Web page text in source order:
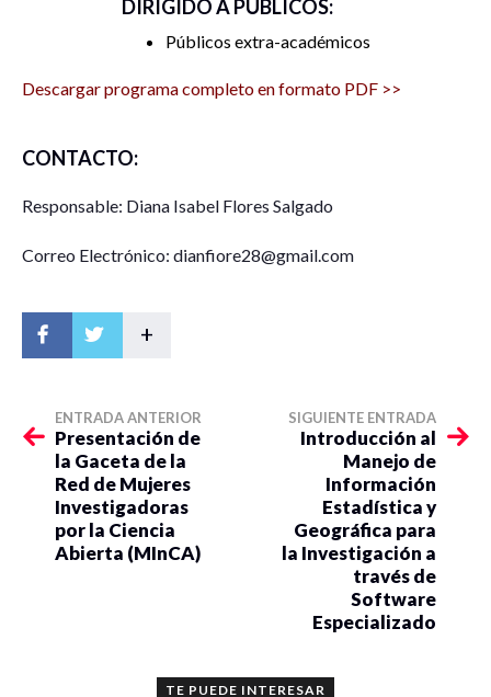
DIRIGIDO A PÚBLICOS:
Públicos extra-académicos
Descargar programa completo en formato PDF >>
CONTACTO:
Responsable: Diana Isabel Flores Salgado
Correo Electrónico: dianfiore28@gmail.com
+
ENTRADA ANTERIOR
Presentación de
la Gaceta de la
Red de Mujeres
Investigadoras
por la Ciencia
Abierta (MInCA)
SIGUIENTE ENTRADA
Introducción al
Manejo de
Información
Estadística y
Geográfica para
la Investigación a
través de
Software
Especializado
TE PUEDE INTERESAR